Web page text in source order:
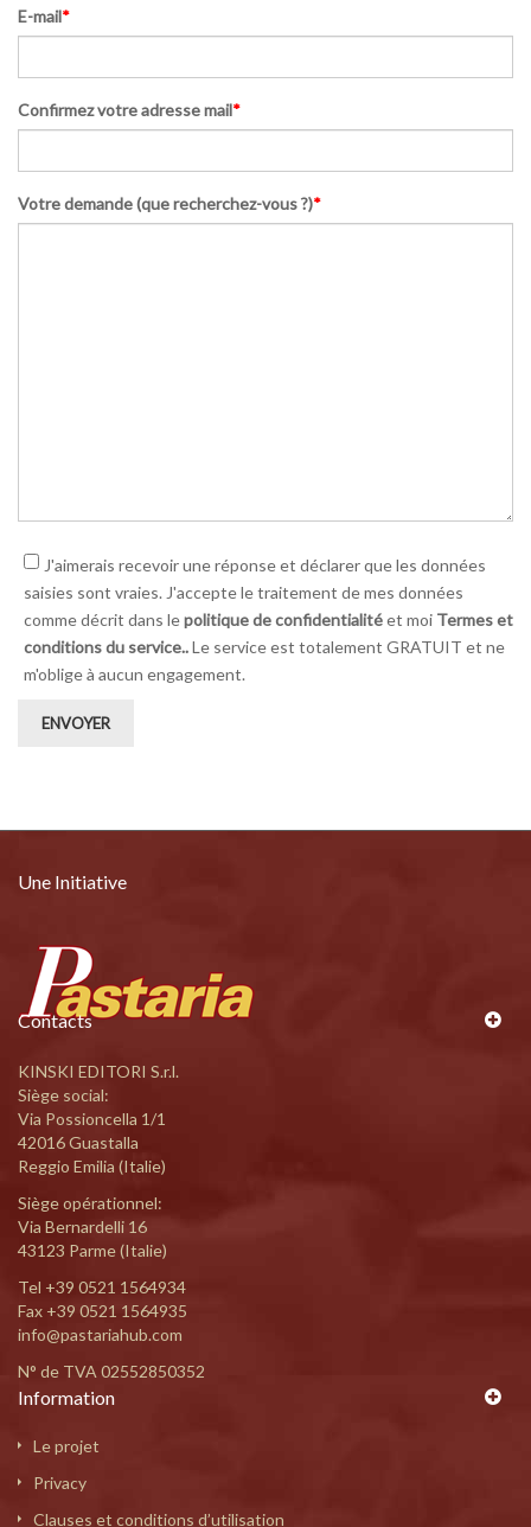
E-mail*
Confirmez votre adresse mail*
Votre demande (que recherchez-vous ?)*
J'aimerais recevoir une réponse et déclarer que les données
saisies sont vraies. J'accepte le traitement de mes données
comme décrit dans lepolitique de confidentialitéet moi Termes et
conditions du service..
m'oblige à aucun engagement.
ENVOYER
Une Initiative
Contacts
KINSKI EDITORI S.r.l.
Siège social:
Via Possioncella 1/1
42016 Guastalla
Reggio Emilia (Italie)
Siège opérationnel:
Via Bernardelli 16
43123 Parme (Italie)
Tel +39 0521 1564934
Fax +39 0521 1564935
info@pastariahub.com
N° de TVA 02552850352
Information
Le projet
Privacy
Clauses et conditions d’utilisation